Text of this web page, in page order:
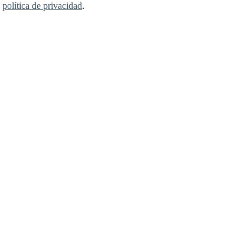
política de privacidad.